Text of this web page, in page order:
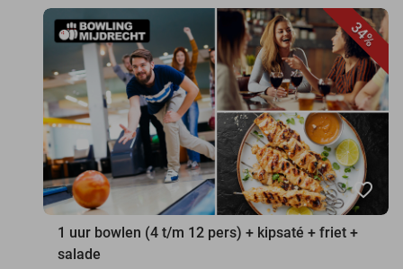
34%
favorite_border
1 uur bowlen (4 t/m 12 pers) + kipsaté + friet +
salade